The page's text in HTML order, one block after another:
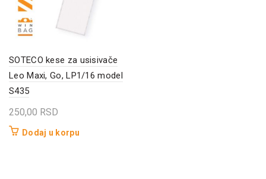
SOTECO kese za usisivače
Leo Maxi, Go, LP1/16 model
S435
250,00 RSD
Dodaj u korpu